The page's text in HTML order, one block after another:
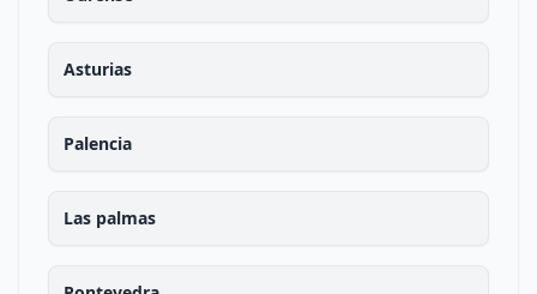
Asturias
Palencia
Las palmas